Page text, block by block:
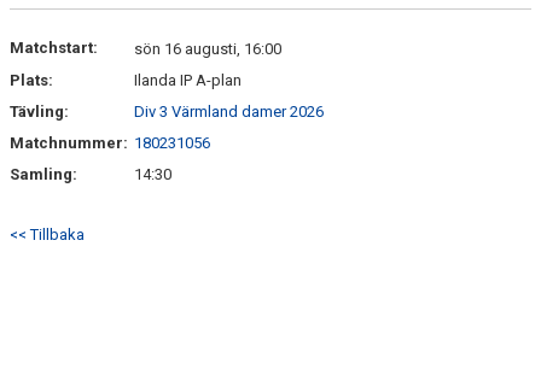
KONTAKT
Matchstart:
sön 16 augusti, 16:00
Plats:
Ilanda IP A-plan
Tävling:
Div 3 Värmland damer 2026
Matchnummer: 180231056
Samling:
14:30
<< Tillbaka